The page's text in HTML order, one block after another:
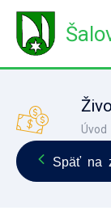
Úvod
Späť na